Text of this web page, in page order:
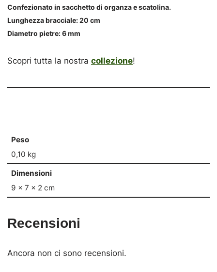
Confezionato in sacchetto di organza e scatolina.
Lunghezza bracciale: 20 cm
Diametro pietre: 6 mm
Scopri tutta la nostra collezione!
Peso
0,10 kg
Dimensioni
9 × 7 × 2 cm
Recensioni
Ancora non ci sono recensioni.